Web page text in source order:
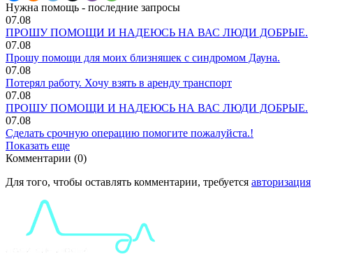
Нужна помощь - последние запросы
07.08
ПРОШУ ПОМОЩИ И НАДЕЮСЬ НА ВАС ЛЮДИ ДОБРЫЕ.
07.08
Прошу помощи для моих близняшек с синдромом Дауна.
07.08
Потерял работу. Хочу взять в аренду транспорт
07.08
ПРОШУ ПОМОЩИ И НАДЕЮСЬ НА ВАС ЛЮДИ ДОБРЫЕ.
07.08
Сделать срочную операцию помогите пожалуйста.!
Показать еще
Комментарии (0)
Для того, чтобы оставлять комментарии, требуется авторизация